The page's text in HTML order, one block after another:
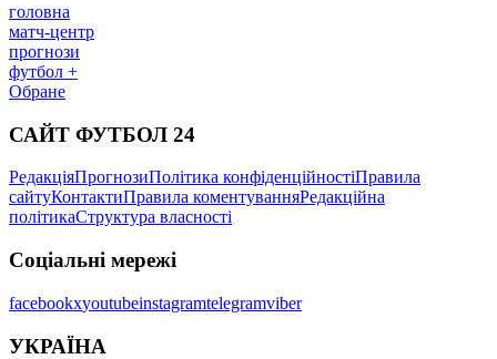
головна
матч-центр
прогнози
футбол +
Обране
САЙТ ФУТБОЛ 24
РедакціяПрогнозиПолітика конфіденційностіПравила
сайтуКонтактиПравила коментуванняРедакційна
політикаСтруктура власності
Соціальні мережі
facebookxyoutubeinstagramtelegramviber
УКРАЇНА